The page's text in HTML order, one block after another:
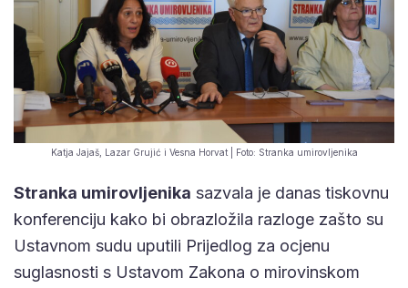
Katja Jajaš, Lazar Grujić i Vesna Horvat | Foto: Stranka umirovljenika
Stranka umirovljenika sazvala je danas tiskovnu
konferenciju kako bi obrazložila razloge zašto su
Ustavnom sudu uputili Prijedlog za ocjenu
suglasnosti s Ustavom Zakona o mirovinskom